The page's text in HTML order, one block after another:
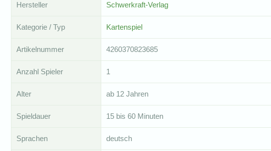
Hersteller Schwerkraft-Verlag
Kategorie / Typ Kartenspiel
Artikelnummer 4260370823685
Anzahl Spieler 1
Alter ab 12 Jahren
Spieldauer 15 bis 60 Minuten
Sprachen deutsch